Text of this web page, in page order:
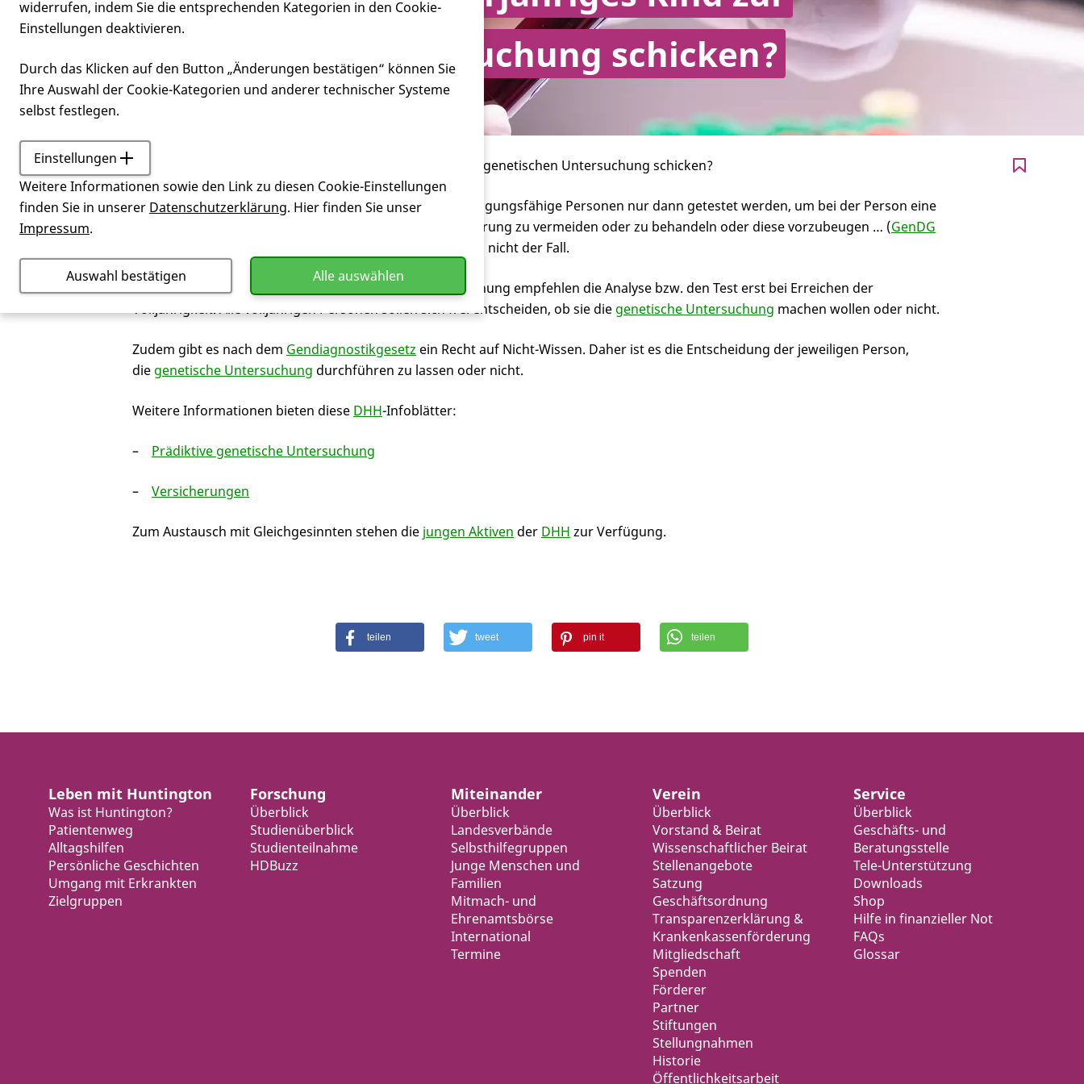
genetischen Untersuchung schicken?
Darf ich mein minderjähriges Kind zur genetischen Untersuchung schicken?
Nein! Nach dem Gendiagnostikgesetz dürfen nichteinwilligungsfähige Personen nur dann getestet werden, um bei der Person eine
genetisch bedingte Erkrankung oder gesundheitliche Störung zu vermeiden oder zu behandeln oder diese vorzubeugen … (GenDG
, Satz 1). Das ist bei gesunden minderjährigen Kindern nicht der Fall.
Die internationalen Richtlinien zur genetischen Untersuchung empfehlen die Analyse bzw. den Test erst bei Erreichen der
Volljährigkeit. Alle volljährigen Personen sollen sich frei entscheiden, ob sie die genetische Untersuchung machen wollen oder nicht.
Zudem gibt es nach dem Gendiagnostikgesetz ein Recht auf Nicht-Wissen. Daher ist es die Entscheidung der jeweiligen Person,
die genetische Untersuchung durchführen zu lassen oder nicht.
Weitere Informationen bieten diese DHH-Infoblätter:
Prädiktive genetische Untersuchung
Versicherungen
Zum Austausch mit Gleichgesinnten stehen die jungen Aktiven der DHH zur Verfügung.
teilen tweet pin it teilen
Leben mit Huntington
Was ist Huntington?
Patientenweg
Alltagshilfen
Persönliche Geschichten
Umgang mit Erkrankten
Zielgruppen
Forschung
Überblick
Studienüberblick
Studienteilnahme
HDBuzz
Miteinander
Überblick
Landesverbände
Selbsthilfegruppen
Junge Menschen und
Familien
Mitmach- und
Ehrenamtsbörse
International
Termine
Verein
Überblick
Vorstand & Beirat
Wissenschaftlicher Beirat
Stellenangebote
Satzung
Geschäftsordnung
Transparenzerklärung &
Krankenkassenförderung
Mitgliedschaft
Spenden
Förderer
Partner
Stiftungen
Stellungnahmen
Historie
Öffentlichkeitsarbeit
Service
Überblick
Geschäfts- und
Beratungsstelle
Tele-Unterstützung
Downloads
Shop
Hilfe in finanzieller Not
FAQs
Glossar
widerrufen, indem Sie die entsprechenden Kategorien in den Cookie-
Einstellungen deaktivieren.
Durch das Klicken auf den Button „Änderungen bestätigen“ können Sie
Ihre Auswahl der Cookie-Kategorien und anderer technischer Systeme
selbst festlegen.
Einstellungen
Weitere Informationen sowie den Link zu diesen Cookie-Einstellungen
finden Sie in unserer Datenschutzerklärung. Hier finden Sie unser
Impressum.
Alle auswählen
Auswahl bestätigen